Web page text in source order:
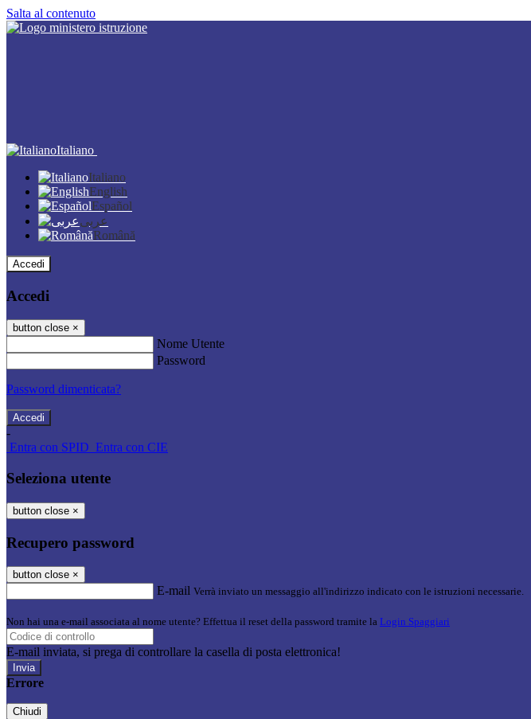
Salta al contenuto
Italiano
Italiano
English
Español
عربى
Română
Accedi
Accedi
button close ×
Nome Utente
Password
Password dimenticata?
-
Entra con SPID Entra con CIE
Seleziona utente
button close ×
Recupero password
button close ×
E-mail Verrà inviato un messaggio all'indirizzo indicato con le istruzioni necessarie.
Non hai una e-mail associata al nome utente? Effettua il reset della password tramite la Login Spaggiari
E-mail inviata, si prega di controllare la casella di posta elettronica!
Errore
Chiudi